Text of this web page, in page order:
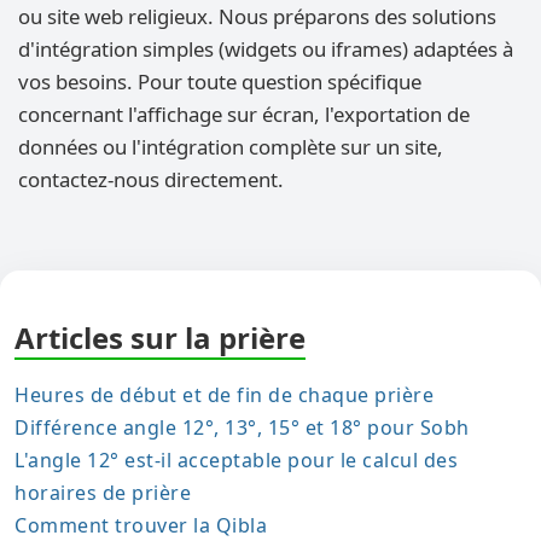
ou site web religieux. Nous préparons des solutions
d'intégration simples (widgets ou iframes) adaptées à
vos besoins. Pour toute question spécifique
concernant l'affichage sur écran, l'exportation de
données ou l'intégration complète sur un site,
contactez-nous directement.
Articles sur la prière
Heures de début et de fin de chaque prière
Différence angle 12°, 13°, 15° et 18° pour Sobh
L'angle 12° est-il acceptable pour le calcul des
horaires de prière
Comment trouver la Qibla